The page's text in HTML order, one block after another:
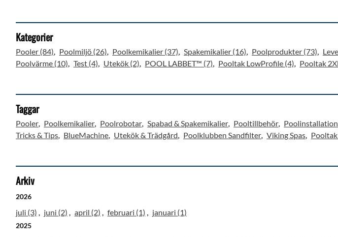
Kategorier
Pooler (84) Poolmiljö (26) Poolkemikalier (37) Spakemikalier (16) Poolprodukter (73)
Poolvärme (10)
Test (4) Utekök (2) POOL LABBET™ (7) Pooltak LowProfile (4) Pooltak
Taggar
Pooler Poolkemikalier Poolrobotar Spabad & Spakemikalier Pooltillbehör Poolinstallation
Tricks & Tips
BlueMachine Utekök & Trädgård Poolklubben Sandfilter Viking Spas
Arkiv
2026
juli (3) juni (2) april (2) februari (1) januari (1)
2025